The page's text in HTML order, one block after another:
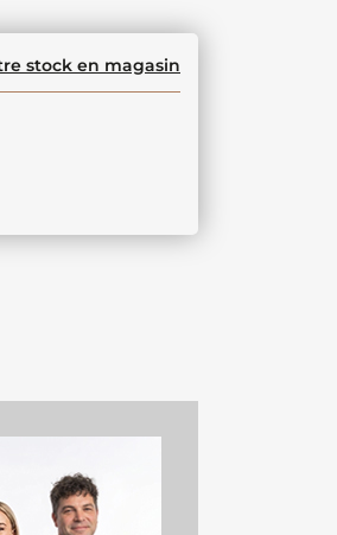
stock en magasin